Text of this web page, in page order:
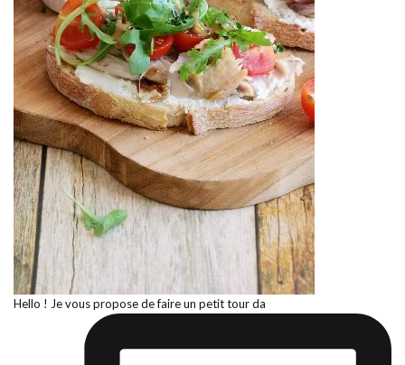
Hello ! Je vous propose de faire un petit tour da